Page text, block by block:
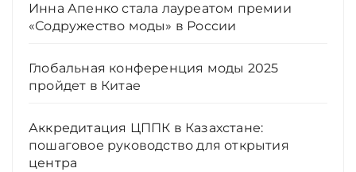
Инна Апенко стала лауреатом премии
«Содружество моды» в России
Глобальная конференция моды 2025
пройдет в Китае
Аккредитация ЦППК в Казахстане:
пошаговое руководство для открытия
центра